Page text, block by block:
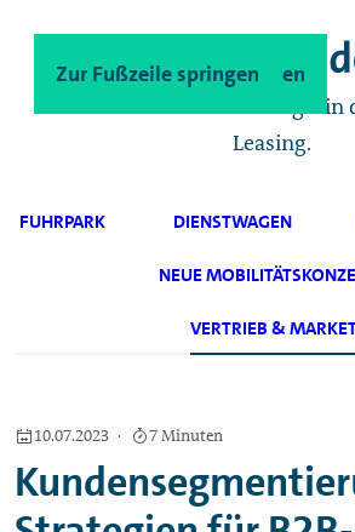
Zum Hauptinhalt springen
Zur Fußzeile springen
Das Geschäftskunden-
Leasing.
FUHRPARK DIENSTWAGEN
NEUE
VERTRIEB &
10.07.2023 7 Minuten